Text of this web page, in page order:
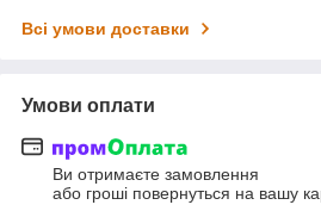
Всі умови доставки
Умови оплати
Ви отримаєте замовлення
або гроші повернуться на вашу